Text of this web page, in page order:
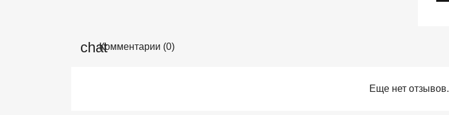
Комментарии (0)
Еще нет отзывов.